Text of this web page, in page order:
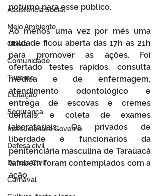
Assistência Social
Meio Ambiente
Obras
Comunidade
Turismo
Licitação
Segurança
Institucional e Governo
Defesa cívil
Defesa Civil
Carnaval
noturno para esse público.
Ao menos uma vez por mês uma
unidade ficou aberta das 17h as 21h
para promover as ações. Foi
ofertado testes rápidos, consulta
médica e de enfermagem,
atendimento odontológico e
entrega de escovas e cremes
dentais, e coleta de exames
laboratoriais. Os privados de
liberdade e funcionários da
penitenciária masculina de Tarauacá
também foram contemplados com a
ação.